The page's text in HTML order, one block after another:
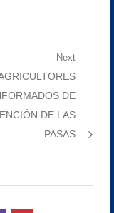
Next
DE
DE LAS
PASAS